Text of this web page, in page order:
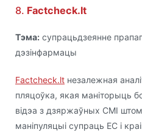
8. Factcheck.lt
Тэма: супрацьдзеянне
дэзінфармацы
Factcheck.lt незалежная
пляцоўка, якая маніторыць
відэа з дзяржаўных СМІ
маніпуляцыі супраць ЕС і